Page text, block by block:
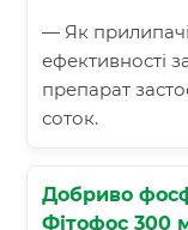
— Як
ефективності
препарат
соток.
Добриво
Фітофос 300